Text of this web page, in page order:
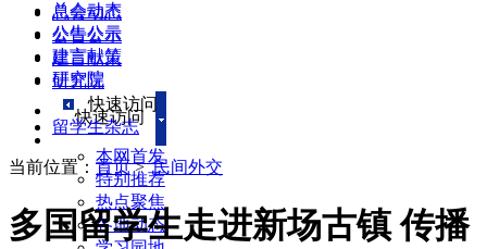
总会动态
公告公示
建言献策
研究院
快速访问
本网首发
特别推荐
热点聚焦
各地动态
总会动态
公告公示
建言献策
研究院
快速访问
留学生杂志
当前位置： 首页>民间外交
多国留学生走进新场古镇 传播